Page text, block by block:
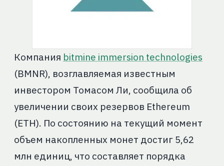
Компания bitmine immersion technologies
(BMNR), возглавляемая известным
инвестором Томасом Ли, сообщила об
увеличении своих резервов Ethereum
(ETH). По состоянию на текущий момент
объем накопленных монет достиг 5,62
млн единиц, что составляет порядка